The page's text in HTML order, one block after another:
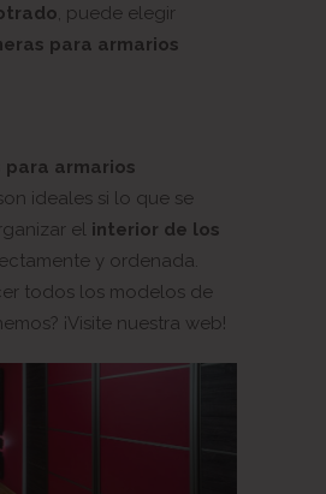
, puede elegir
para armarios
para armarios
ideales si lo que se
el interior de los
y ordenada.
todos los modelos de
¡Visite nuestra web!